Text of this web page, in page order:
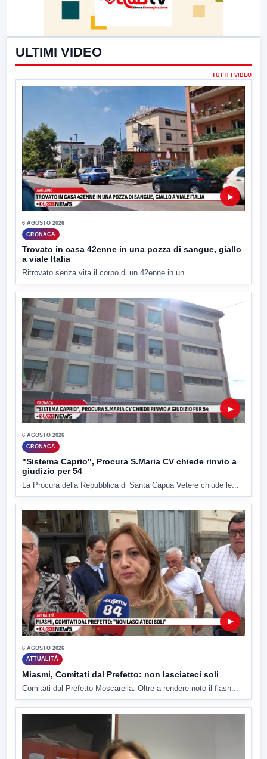
ULTIMI VIDEO
TUTTI I VIDEO
▶
6 AGOSTO 2026
CRONACA
Trovato in casa 42enne in una pozza di sangue, giallo
a viale Italia
Ritrovato senza vita il corpo di un 42enne in un...
▶
6 AGOSTO 2026
CRONACA
"Sistema Caprio", Procura S.Maria CV chiede rinvio a
giudizio per 54
La Procura della Repubblica di Santa Capua Vetere chiude le...
▶
6 AGOSTO 2026
ATTUALITÀ
Miasmi, Comitati dal Prefetto: non lasciateci soli
Comitati dal Prefetto Moscarella. Oltre a rendere noto il flash...